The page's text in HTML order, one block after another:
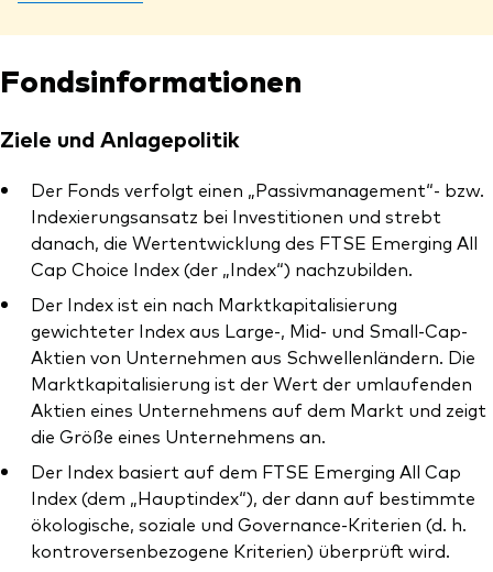
Fondsinformationen
Ziele und Anlagepolitik
Der Fonds verfolgt einen „Passivmanagement“- bzw.
Indexierungsansatz bei Investitionen und strebt
danach, die Wertentwicklung des FTSE Emerging All
Cap Choice Index (der „Index“) nachzubilden.
Der Index ist ein nach Marktkapitalisierung
gewichteter Index aus Large-, Mid- und Small-Cap-
Aktien von Unternehmen aus Schwellenländern. Die
Marktkapitalisierung ist der Wert der umlaufenden
Aktien eines Unternehmens auf dem Markt und zeigt
die Größe eines Unternehmens an.
Der Index basiert auf dem FTSE Emerging All Cap
Index (dem „Hauptindex“), der dann auf bestimmte
ökologische, soziale und Governance-Kriterien (d. h.
kontroversenbezogene Kriterien) überprüft wird.